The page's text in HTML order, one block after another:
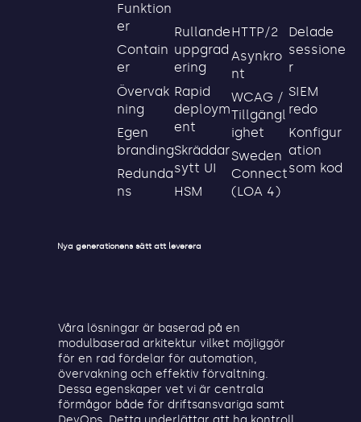
Nya generationens sätt att leverera
Våra lösningar är baserad på en
modulbaserad arkitektur vilket möjliggör
för en rad fördelar för automation,
övervakning och effektiv förvaltning.
Dessa egenskaper vet vi är centrala
förmågor både för driftsansvariga samt
Funktion
er
Contain
er
Övervak
ning
Egen
branding
Redunda
ns
HTTP/2
Asynkro
nt
WCAG /
Tillgängl
ighet
Sweden
Connect
(LOA 4)
Rullande
uppgrad
ering
Rapid
deploym
ent
Skräddar
sytt UI
HSM
Delade
sessione
r
SIEM
redo
Konfigur
ation
som kod